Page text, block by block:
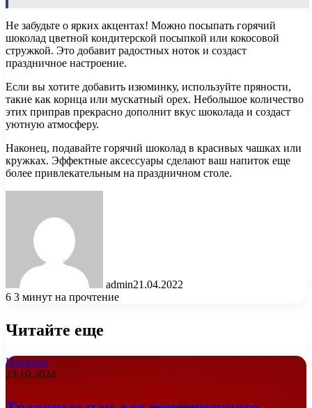
Не забудьте о ярких акцентах! Можно посыпать горячий
шоколад цветной кондитерской посыпкой или кокосовой
стружкой. Это добавит радостных ноток и создаст
праздничное настроение.
Если вы хотите добавить изюминку, используйте пряности,
такие как корица или мускатный орех. Небольшое количество
этих приправ прекрасно дополнит вкус шоколада и создаст
уютную атмосферу.
Наконец, подавайте горячий шоколад в красивых чашках или
кружках. Эффектные аксессуары сделают ваш напиток еще
более привлекательным на праздничном столе.
admin21.04.2022
6 3 минут на прочтение
Читайте еще
Напитки
23.10.2024